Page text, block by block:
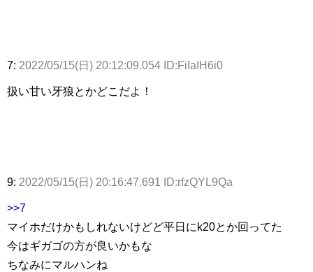
7: 2022/05/15(日) 20:12:09.054 ID:FiIaIH6i0
扱い甘い牙狼とかどこだよ！
9: 2022/05/15(日) 20:16:47.691 ID:rfzQYL9Qa
>>7
マイホだけかもしれないけどど平日にk20とか回ってた
今はギガゴの方が良いかもな
ちなみにマルハンね